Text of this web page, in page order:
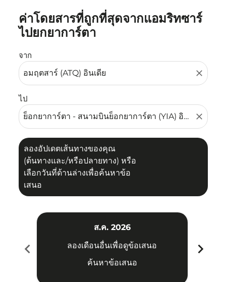
ค่าโดยสารที่ถูกที่สุดจากแอมริทซาร์
ไปยกยาการ์ตา
จาก
close
ไป
close
ลองอัปเดตเส้นทางของคุณ
(ต้นทางและ/หรือปลายทาง) หรือ
เลือกวันที่ด้านล่างเพื่อค้นหาข้อ
เสนอ
ลองอัปเดตเส้นทางของคุณ (ต้นทางและ/หรือปลายทาง) หรื
chevron_left
ส.ค. 2026
ลองเดือนอื่นเพื่อดูข้อเสนอ
ค้นหาข้อเสนอ
chevron_right